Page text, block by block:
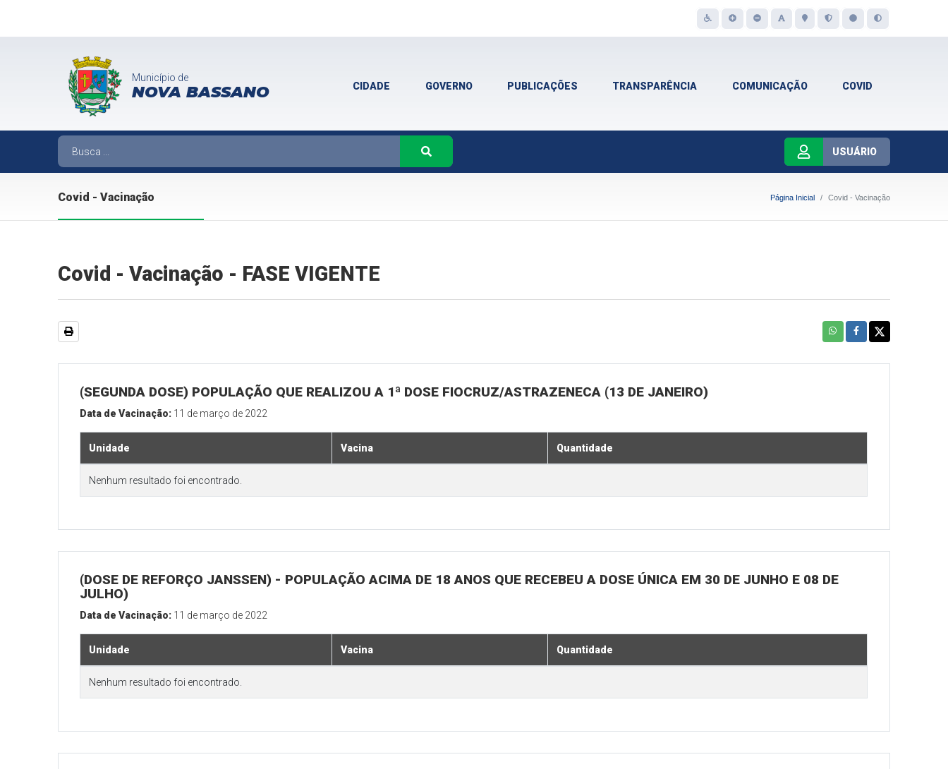
Município de
NOVA BASSANO CIDADE GOVERNO PUBLICAÇÕES TRANSPARÊNCIA COMUNICAÇÃO COVID
USUÁRIO
Covid - Vacinação Página Inicial Covid - Vacinação
Covid - Vacinação - FASE VIGENTE
(SEGUNDA DOSE) POPULAÇÃO QUE REALIZOU A 1ª DOSE FIOCRUZ/ASTRAZENECA (13 DE JANEIRO)
Data de Vacinação: 11 de março de 2022
Unidade Vacina Quantidade
Nenhum resultado foi encontrado.
(DOSE DE REFORÇO JANSSEN) - POPULAÇÃO ACIMA DE 18 ANOS QUE RECEBEU A DOSE ÚNICA EM 30 DE JUNHO E 08 DE
JULHO)
Data de Vacinação: 11 de março de 2022
Unidade Vacina Quantidade
Nenhum resultado foi encontrado.